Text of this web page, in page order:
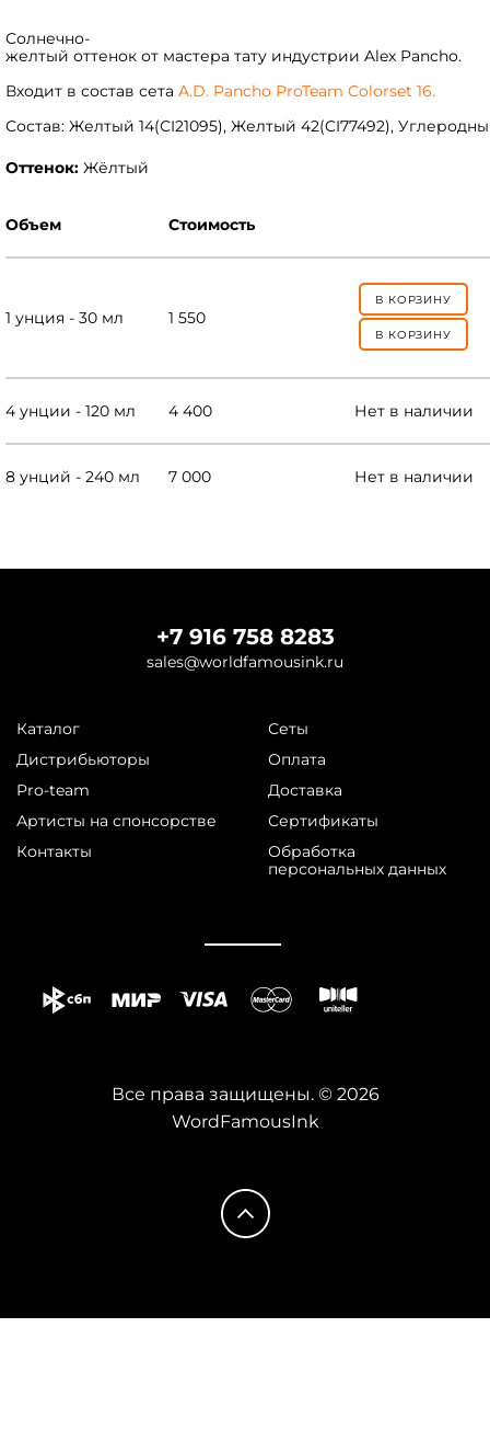
Солнечно-
желтый оттенок от мастера тату индустрии Alex Pancho.
Входит в состав сета A.D. Pancho ProTeam Colorset 16.
Состав: Желтый 14(СI21095), Желтый 42(CI77492),
Оттенок: Жёлтый
Объем Стоимость
1 унция - 30 мл 1 550
В КОРЗИНУ
В КОРЗИНУ
4 унции - 120 мл 4 400 Нет в наличии
8 унций - 240 мл 7 000 Нет в наличии
WordFamousInk
Все права защищены. © 2026
Каталог
Дистрибьюторы
Pro-team
Артисты на спонсорстве
Контакты
Сеты
Оплата
Доставка
Сертификаты
Обработка
персональных данных
+7 916 758 8283
sales@worldfamousink.ru